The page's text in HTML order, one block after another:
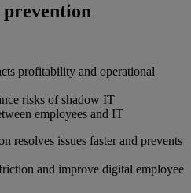
profitability and operational
risks of shadow IT
employees and IT
resolves issues faster and prevents
and improve digital employee